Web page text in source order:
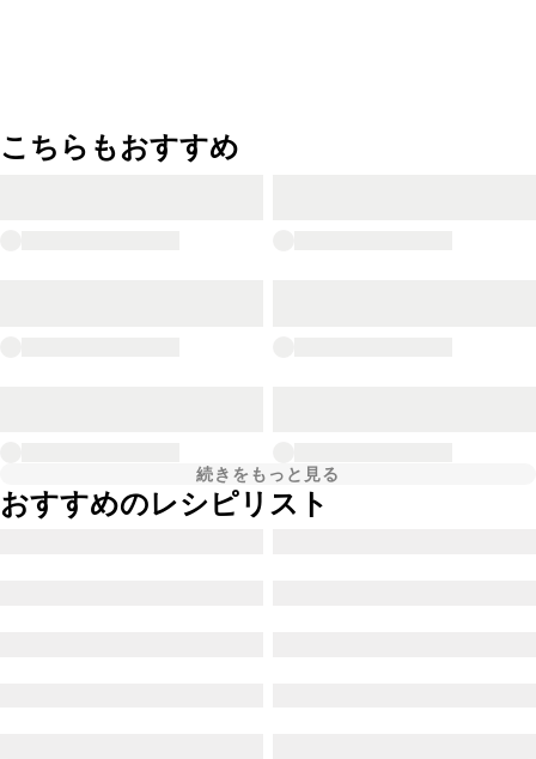
こちらもおすすめ
続きをもっと見る
おすすめのレシピリスト